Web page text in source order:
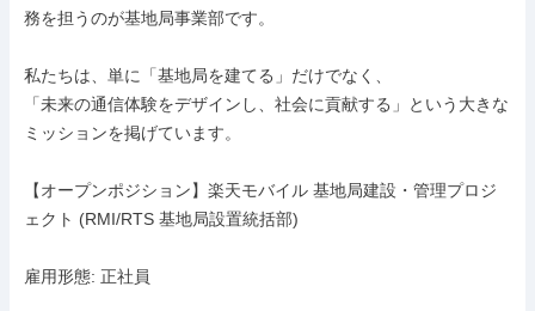
務を担うのが基地局事業部です。
私たちは、単に「基地局を建てる」だけでなく、
「未来の通信体験をデザインし、社会に貢献する」という大きな
ミッションを掲げています。
【オープンポジション】楽天モバイル 基地局建設・管理プロジ
ェクト (RMI/RTS 基地局設置統括部)
雇用形態: 正社員